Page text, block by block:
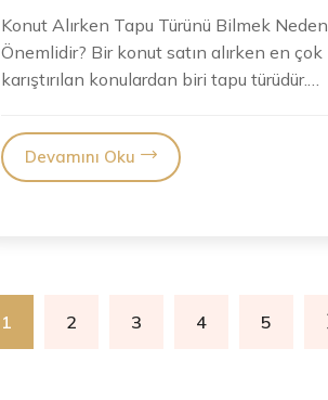
Konut Alırken Tapu Türünü Bilmek Neden
Önemlidir? Bir konut satın alırken en çok
karıştırılan konulardan biri tapu türüdür.
Devamını Oku
1 2 3 4 5